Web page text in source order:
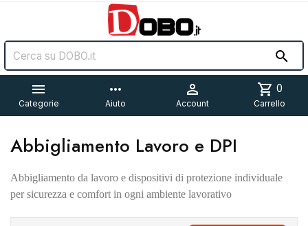


Categorie
more_horiz
Aiuto

Account
shopping_cart 0
Carrello
Abbigliamento Lavoro e DPI
Abbigliamento da lavoro e dispositivi di protezione individuale
per sicurezza e comfort in ogni ambiente lavorativo